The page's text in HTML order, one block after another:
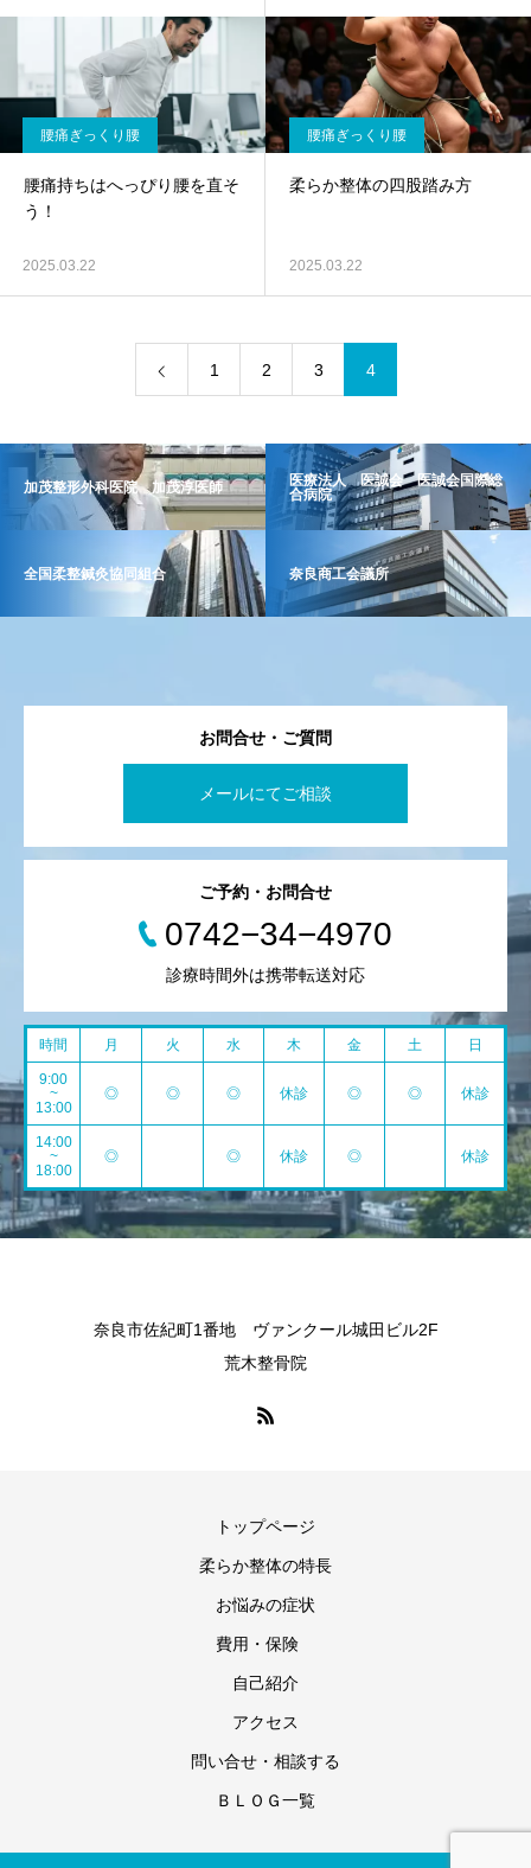
腰痛ぎっくり腰
腰痛持ちはへっぴり腰を直そ
う！
2025.03.22
腰痛ぎっくり腰
柔らか整体の四股踏み方
2025.03.22
1 2 3 4
加茂整形外科医院 加茂淳医師
医療法人 医誠会 医誠会国際総
合病院
全国柔整鍼灸協同組合 奈良商工会議所
お問合せ・ご質問
メールにてご相談
ご予約・お問合せ
0742−34−4970
診療時間外は携帯転送対応
時間 月 火 水 木 金 土 日
9:00
~
13:00
◎ ◎ ◎ 休診 ◎ ◎ 休診
14:00
~
18:00
◎ ◎ 休診 ◎ 休診
奈良市佐紀町1番地 ヴァンクール城田ビル2F
荒木整骨院
トップページ
柔らか整体の特長
お悩みの症状
費用・保険
自己紹介
アクセス
問い合せ・相談する
ＢＬＯＧ一覧